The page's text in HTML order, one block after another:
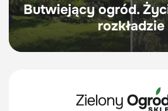
Butwiejący ogród.
rozkładzie